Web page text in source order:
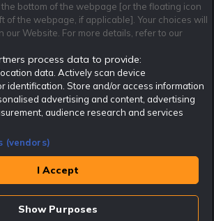
för spel är 18+ Har ditt spelande blivit ett
på 020-81 91 00. Odds kan ändras. Alla odds var
publicerades. Spel utan konto innebär att man
registrering. Delar av innehållet på sajten är
bottom of the webpage [or the floating icon
of the webpage, if applicable]. Your choices will
our Website. For more details, refer to our
process data to provide:
data. Actively scan device
identification. Store and/or access information
advertising and content, advertising
audience research and services
(vendors)
I Accept
Show Purposes